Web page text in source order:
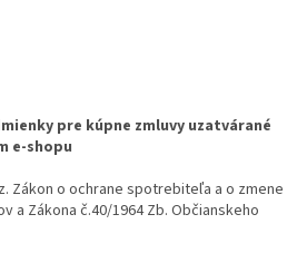
pre kúpne zmluvy uzatvárané
e-shopu
Zákon o ochrane spotrebiteľa a o zmene
a Zákona č.40/1964 Zb. Občianskeho